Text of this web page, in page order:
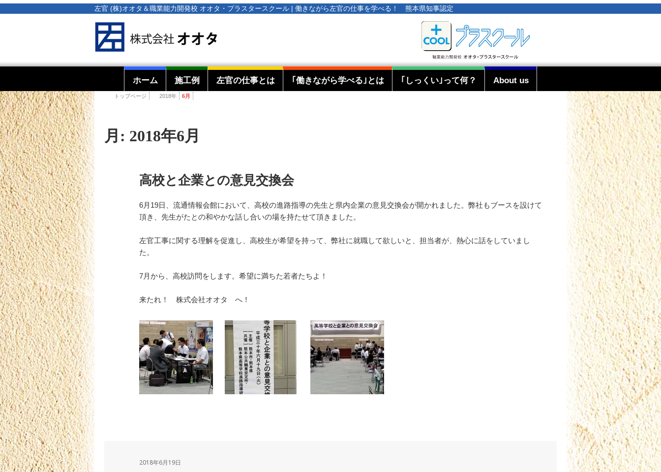
左官 (株)オオタ＆職業能力開発校 オオタ・プラスタースクール | 働きながら左官の仕事を学べる！ 熊本県知事認定
ホーム 施工例 左官の仕事とは ｢働きながら学べる｣とは ｢しっくい｣って何？ About us
トップページ 2018年 6月
月: 2018年6月
高校と企業との意見交換会
6月19日、流通情報会館において、高校の進路指導の先生と県内企業の意見交換会が開かれました。弊社もブースを設けて
頂き、先生がたとの和やかな話し合いの場を持たせて頂きました。
左官工事に関する理解を促進し、高校生が希望を持って、弊社に就職して欲しいと、担当者が、熱心に話をしていまし
た。
7月から、高校訪問をします。希望に満ちた若者たちよ！
来たれ！ 株式会社オオタ へ！
2018年6月19日